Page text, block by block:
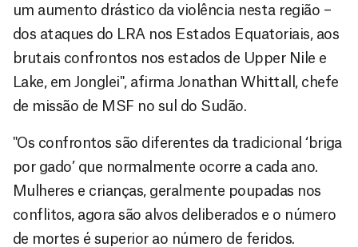
um aumento drástico da violência nesta região –
dos ataques do LRA nos Estados Equatoriais, aos
brutais confrontos nos estados de Upper Nile e
Lake, em Jonglei", afirma Jonathan Whittall, chefe
de missão de MSF no sul do Sudão.
"Os confrontos são diferentes da tradicional ‘briga
por gado’ que normalmente ocorre a cada ano.
Mulheres e crianças, geralmente poupadas nos
conflitos, agora são alvos deliberados e o número
de mortes é superior ao número de feridos.